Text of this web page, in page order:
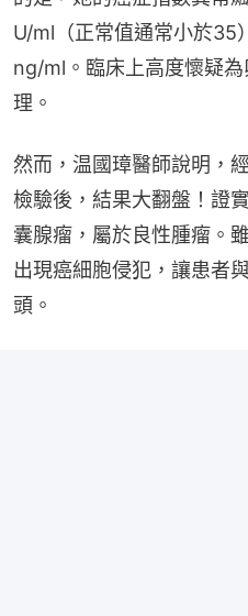
U/ml（正常值通常小於35
ng/ml。臨床上高度懷疑
理。
然而，温國璋醫師說明，
檢驗後，結果大翻盤！證
囊腺瘤，屬於良性腫瘤。
出現癌細胞侵犯，讓患者
頭。